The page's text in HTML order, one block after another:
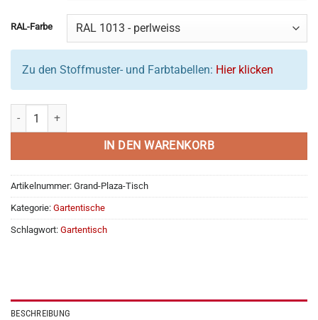
RAL-Farbe
Zu den Stoffmuster- und Farbtabellen: Hier klicken
Edelstahl Gartentisch Grand Plaza Menge
IN DEN WARENKORB
Artikelnummer: Grand-Plaza-Tisch
Kategorie: Gartentische
Schlagwort: Gartentisch
BESCHREIBUNG